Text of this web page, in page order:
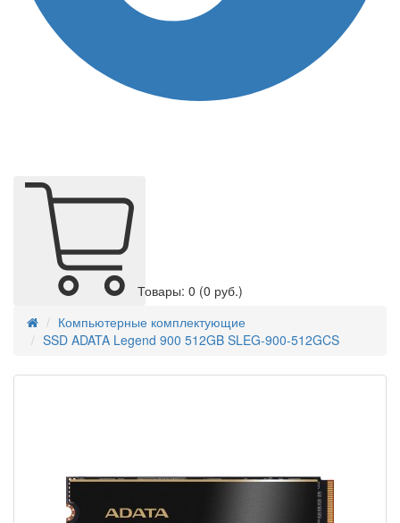
Товары: 0 (0 руб.)
Компьютерные комплектующие
SSD ADATA Legend 900 512GB SLEG-900-512GCS